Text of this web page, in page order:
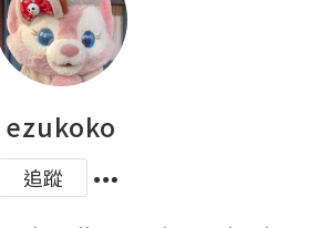
ezukoko
追蹤